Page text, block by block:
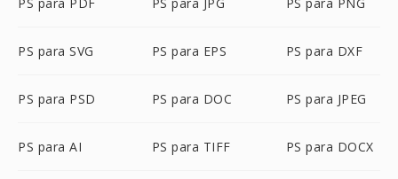
PS para SVG PS para EPS PS para DXF
PS para PSD PS para DOC PS para JPEG
PS para AI PS para TIFF PS para DOCX